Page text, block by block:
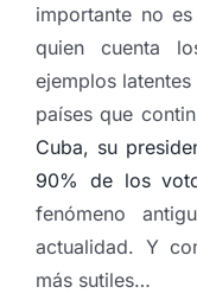
importante no
quien cuenta
ejemplos
países que
Cuba, su
90% de los
fenómeno
actualidad. Y
más sutiles…